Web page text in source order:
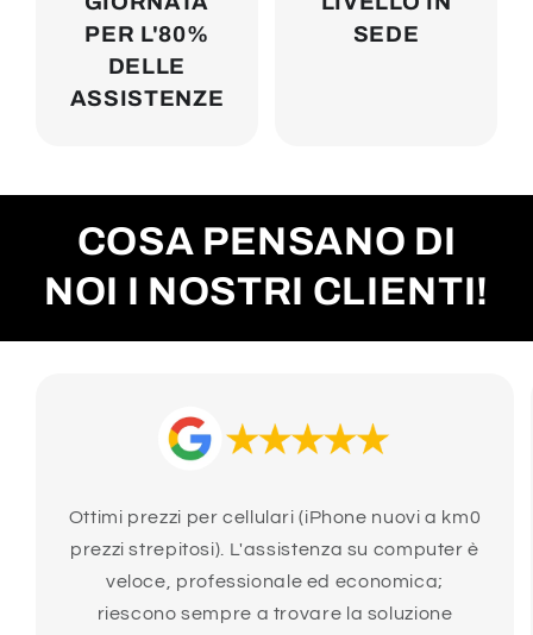
PER L'80%
DELLE
ASSISTENZE
SEDE
COSA PENSANO DI
NOI I NOSTRI CLIENTI!
Ottimi prezzi per cellulari (iPhone nuovi a km0
prezzi strepitosi). L'assistenza su computer è
veloce, professionale ed economica;
riescono sempre a trovare la soluzione